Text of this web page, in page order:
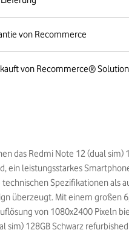
von Recommerce
von Recommerce®
das Redmi Note 12 (dual sim)
ein leistungsstarkes
Spezifikationen als
überzeugt. Mit einem großen
von 1080x2400 Pixeln
sim) 128GB Schwarz